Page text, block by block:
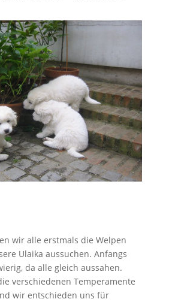
wir alle erstmals die Welpen
Ulaika aussuchen. Anfangs
da alle gleich aussahen.
verschiedenen Temperamente
wir entschieden uns für